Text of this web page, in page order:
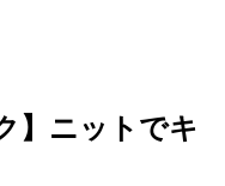
】ニットでキ